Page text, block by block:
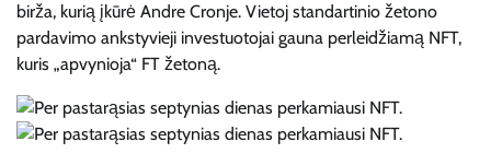
birža, kurią įkūrė Andre Cronje. Vietoj standartinio žetono
pardavimo ankstyvieji investuotojai gauna perleidžiamą NFT,
kuris „apvynioja“ FT žetoną.